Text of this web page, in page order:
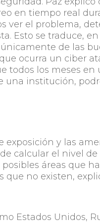
en tiempo real
ver el problema,
Esto se traduce,
de las
ocurra un ciber
todos los meses
una institución,
exposición y las
calcular el nivel
áreas que
que no existen,
Estados Unidos,